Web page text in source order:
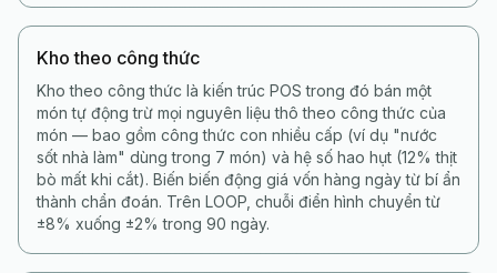
Kho theo công thức
Kho theo công thức là kiến trúc POS trong đó bán một
món tự động trừ mọi nguyên liệu thô theo công thức của
món — bao gồm công thức con nhiều cấp (ví dụ "nước
sốt nhà làm" dùng trong 7 món) và hệ số hao hụt (12% thịt
bò mất khi cắt). Biến biến động giá vốn hàng ngày từ bí ẩn
thành chẩn đoán. Trên LOOP, chuỗi điển hình chuyển từ
±8% xuống ±2% trong 90 ngày.